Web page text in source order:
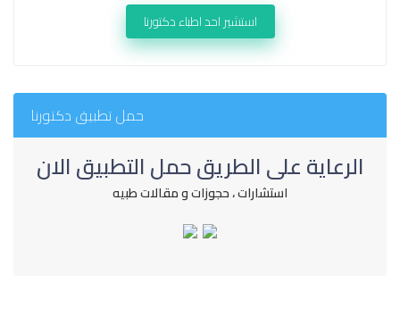
استشير احد اطباء دكتورنا
حمل تطبيق دكتورنا
الرعاية على الطريق حمل التطبيق الان
استشارات ، حجوزات و مقالات طبيه